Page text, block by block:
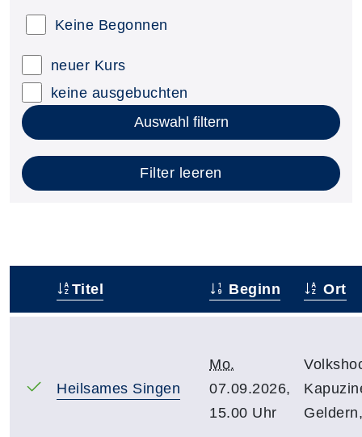
Keine Begonnen
neuer Kurs
keine ausgebuchten
Auswahl filtern
Filter leeren
Titel Beginn Ort
Heilsames Singen
Mo.
07.09.2026,
15.00 Uhr